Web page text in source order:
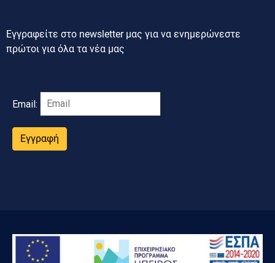
Εγγραφείτε στο newsletter μας για να ενημερώνεστε
πρώτοι για όλα τα νέα μας
Email:
Εγγραφή